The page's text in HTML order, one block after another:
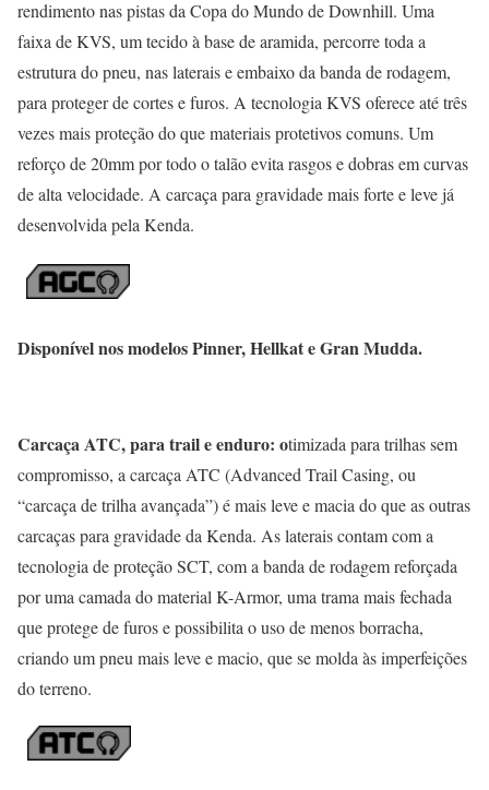
rendimento nas pistas da Copa do Mundo de Downhill. Uma
faixa de KVS, um tecido à base de aramida, percorre toda a
estrutura do pneu, nas laterais e embaixo da banda de rodagem,
para proteger de cortes e furos. A tecnologia KVS oferece até três
vezes mais proteção do que materiais protetivos comuns. Um
reforço de 20mm por todo o talão evita rasgos e dobras em curvas
de alta velocidade. A carcaça para gravidade mais forte e leve já
desenvolvida pela Kenda.
Disponível nos modelos Pinner, Hellkat e Gran Mudda.
Carcaça ATC, para trail e enduro: otimizada para trilhas sem
compromisso, a carcaça ATC (Advanced Trail Casing, ou
“carcaça de trilha avançada”) é mais leve e macia do que as outras
carcaças para gravidade da Kenda. As laterais contam com a
tecnologia de proteção SCT, com a banda de rodagem reforçada
por uma camada do material K-Armor, uma trama mais fechada
que protege de furos e possibilita o uso de menos borracha,
criando um pneu mais leve e macio, que se molda às imperfeições
do terreno.